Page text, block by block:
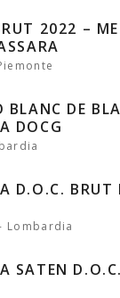
2022 –
BLANC DE
DOCG
D.O.C. BRUT
Lombardia
SATEN